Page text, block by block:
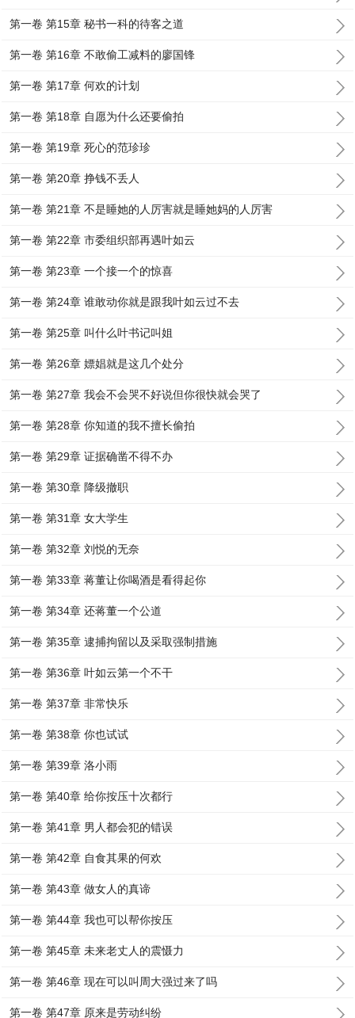
第一卷 第15章 秘书一科的待客之道
第一卷 第16章 不敢偷工减料的廖国锋
第一卷 第17章 何欢的计划
第一卷 第18章 自愿为什么还要偷拍
第一卷 第19章 死心的范珍珍
第一卷 第20章 挣钱不丢人
第一卷 第21章 不是睡她的人厉害就是睡她妈的人厉害
第一卷 第22章 市委组织部再遇叶如云
第一卷 第23章 一个接一个的惊喜
第一卷 第24章 谁敢动你就是跟我叶如云过不去
第一卷 第25章 叫什么叶书记叫姐
第一卷 第26章 嫖娼就是这几个处分
第一卷 第27章 我会不会哭不好说但你很快就会哭了
第一卷 第28章 你知道的我不擅长偷拍
第一卷 第29章 证据确凿不得不办
第一卷 第30章 降级撤职
第一卷 第31章 女大学生
第一卷 第32章 刘悦的无奈
第一卷 第33章 蒋董让你喝酒是看得起你
第一卷 第34章 还蒋董一个公道
第一卷 第35章 逮捕拘留以及采取强制措施
第一卷 第36章 叶如云第一个不干
第一卷 第37章 非常快乐
第一卷 第38章 你也试试
第一卷 第39章 洛小雨
第一卷 第40章 给你按压十次都行
第一卷 第41章 男人都会犯的错误
第一卷 第42章 自食其果的何欢
第一卷 第43章 做女人的真谛
第一卷 第44章 我也可以帮你按压
第一卷 第45章 未来老丈人的震慑力
第一卷 第46章 现在可以叫周大强过来了吗
第一卷 第47章 原来是劳动纠纷